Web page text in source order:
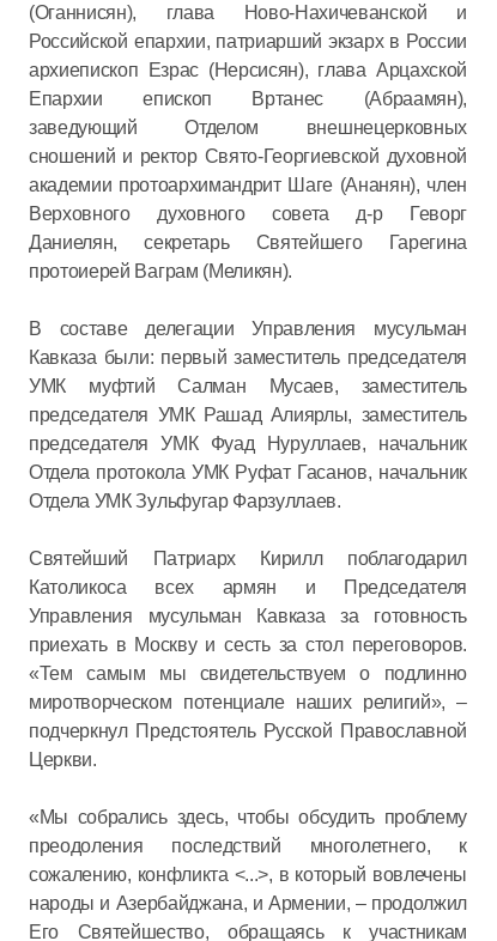
(Оганнисян), глава Ново-Нахичеванской и
Российской епархии, патриарший экзарх в России
архиепископ Езрас (Нерсисян), глава Арцахской
Епархии епископ Вртанес (Абраамян),
заведующий Отделом внешнецерковных
сношений и ректор Свято-Георгиевской духовной
академии протоархимандрит Шаге (Ананян), член
Верховного духовного совета д-р Геворг
Даниелян, секретарь Святейшего Гарегина
протоиерей Ваграм (Меликян).
В составе делегации Управления мусульман
Кавказа были: первый заместитель председателя
УМК муфтий Салман Мусаев, заместитель
председателя УМК Рашад Алиярлы, заместитель
председателя УМК Фуад Нуруллаев, начальник
Отдела протокола УМК Руфат Гасанов, начальник
Отдела УМК Зульфугар Фарзуллаев.
Святейший Патриарх Кирилл поблагодарил
Католикоса всех армян и Председателя
Управления мусульман Кавказа за готовность
приехать в Москву и сесть за стол переговоров.
«Тем самым мы свидетельствуем о подлинно
миротворческом потенциале наших религий», –
подчеркнул Предстоятель Русской Православной
Церкви.
«Мы собрались здесь, чтобы обсудить проблему
преодоления последствий многолетнего, к
сожалению, конфликта <...>, в который вовлечены
народы и Азербайджана, и Армении, – продолжил
Его Святейшество, обращаясь к участникам